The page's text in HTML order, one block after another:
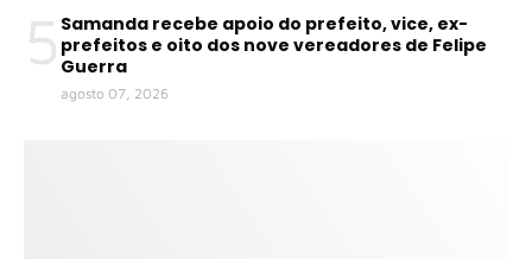
5 Samanda recebe apoio do prefeito, vice, ex-
prefeitos e oito dos nove vereadores de Felipe
Guerra
agosto 07, 2026